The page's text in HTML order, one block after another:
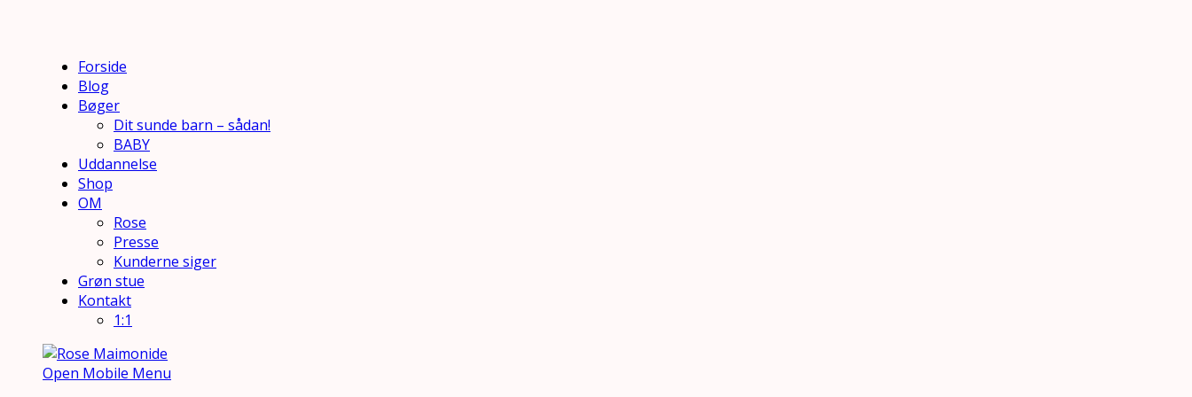
Forside
Blog
Bøger
Dit sunde barn – sådan!
BABY
Uddannelse
Shop
OM
Rose
Presse
Kunderne siger
Grøn stue
Kontakt
1:1
Open Mobile Menu